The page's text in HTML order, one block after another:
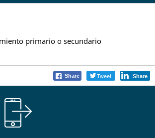
primario o secundario
Share Tweet Share